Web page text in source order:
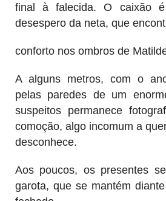
final à falecida. O caixão
desespero da neta, que
conforto nos ombros de
A alguns metros, com o
pelas paredes de um
suspeitos permanece
comoção, algo incomum a
desconhece.
Aos poucos, os presentes
garota, que se mantém